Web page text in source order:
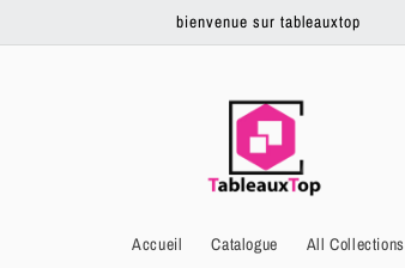
bienvenue sur tableauxtop
Accueil Catalogue All Collections